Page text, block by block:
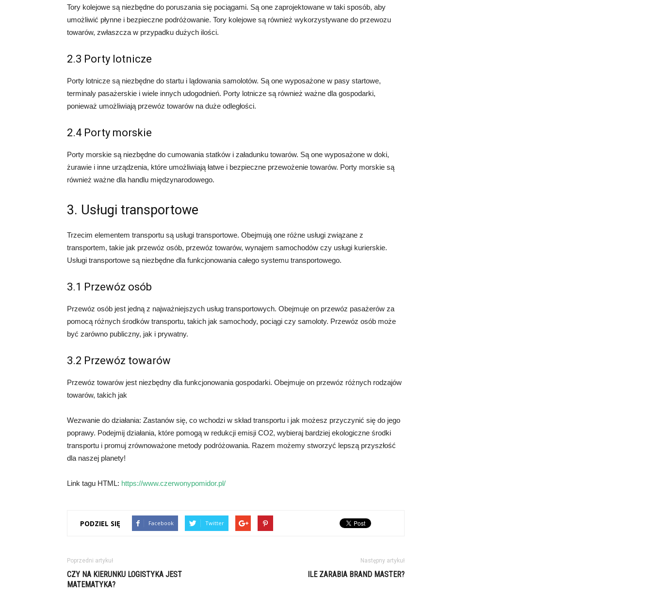
Tory kolejowe są niezbędne do poruszania się pociągami. Są one zaprojektowane w taki sposób, aby
umożliwić płynne i bezpieczne podróżowanie. Tory kolejowe są również wykorzystywane do przewozu
towarów, zwłaszcza w przypadku dużych ilości.
2.3 Porty lotnicze
Porty lotnicze są niezbędne do startu i lądowania samolotów. Są one wyposażone w pasy startowe,
terminaly pasażerskie i wiele innych udogodnień. Porty lotnicze są również ważne dla gospodarki,
ponieważ umożliwiają przewóz towarów na duże odległości.
2.4 Porty morskie
Porty morskie są niezbędne do cumowania statków i załadunku towarów. Są one wyposażone w doki,
żurawie i inne urządzenia, które umożliwiają łatwe i bezpieczne przewożenie towarów. Porty morskie są
również ważne dla handlu międzynarodowego.
3. Usługi transportowe
Trzecim elementem transportu są usługi transportowe. Obejmują one różne usługi związane z
transportem, takie jak przewóz osób, przewóz towarów, wynajem samochodów czy usługi kurierskie.
Usługi transportowe są niezbędne dla funkcjonowania całego systemu transportowego.
3.1 Przewóz osób
Przewóz osób jest jedną z najważniejszych usług transportowych. Obejmuje on przewóz pasażerów za
pomocą różnych środków transportu, takich jak samochody, pociągi czy samoloty. Przewóz osób może
być zarówno publiczny, jak i prywatny.
3.2 Przewóz towarów
Przewóz towarów jest niezbędny dla funkcjonowania gospodarki. Obejmuje on przewóz różnych rodzajów
towarów, takich jak
Wezwanie do działania: Zastanów się, co wchodzi w skład transportu i jak możesz przyczynić się do jego
poprawy. Podejmij działania, które pomogą w redukcji emisji CO2, wybieraj bardziej ekologiczne środki
transportu i promuj zrównoważone metody podróżowania. Razem możemy stworzyć lepszą przyszłość
dla naszej planety!
Link tagu HTML: https://www.czerwonypomidor.pl/
PODZIEL SIĘ Facebook Twitter
Poprzedni artykuł
CZY NA KIERUNKU LOGISTYKA JEST
MATEMATYKA?
Następny artykuł
ILE ZARABIA BRAND MASTER?